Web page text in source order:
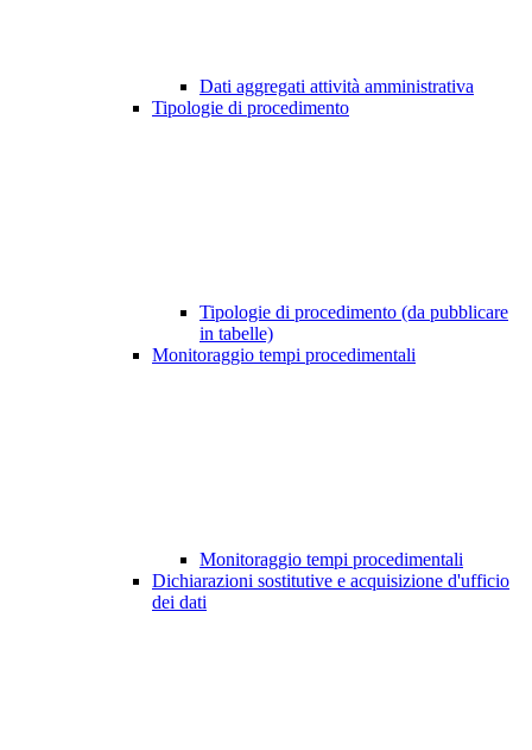
Dati aggregati attività amministrativa
Tipologie di procedimento
Tipologie di procedimento (da pubblicare
in tabelle)
Monitoraggio tempi procedimentali
Monitoraggio tempi procedimentali
Dichiarazioni sostitutive e acquisizione d'ufficio
dei dati